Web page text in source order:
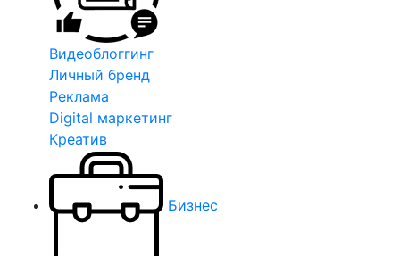
Видеоблоггинг
Личный бренд
Реклама
Digital маркетинг
Креатив
Бизнес